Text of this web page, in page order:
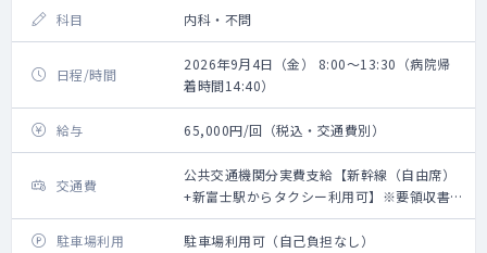
科目 内科・不問
日程/時間
2026年9月4日（金） 8:00～13:30（病院帰
着時間14:40）
給与 65,000円/回（税込・交通費別）
交通費
公共交通機関分実費支給【新幹線（自由席）
+新富士駅からタクシー利用可】※要領収書・
上限20,000円（往復）
駐車場利用
駐車場利用可（自己負担なし）